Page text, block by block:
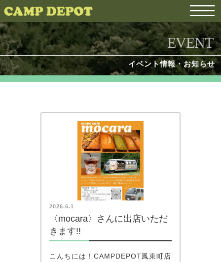
EVENT
イベント情報・お知らせ
2026.6.1
〈mocara〉さんに出店いただ
きます!!
こんちには！CAMPDEPOT鳳東町店